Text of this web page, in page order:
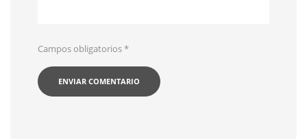
Campos obligatorios*